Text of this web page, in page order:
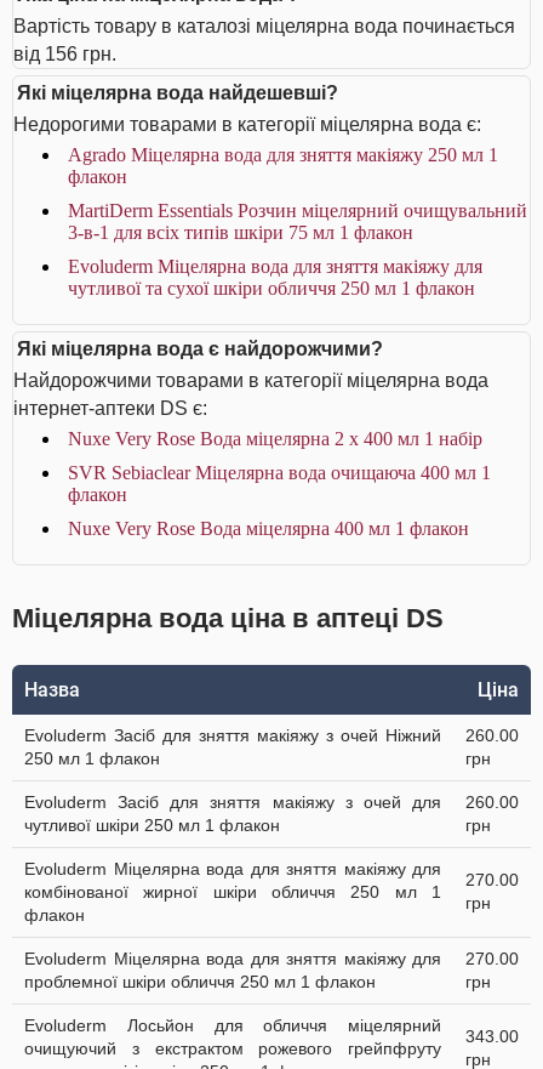
Вартість товару в каталозі міцелярна вода починається
від 156 грн.
Які міцелярна вода найдешевші?
Недорогими товарами в категорії міцелярна вода є:
Agrado Міцелярна вода для зняття макіяжу 250 мл 1
флакон
MartiDerm Essentials Розчин міцелярний очищувальний
3-в-1 для всіх типів шкіри 75 мл 1 флакон
Evoluderm Міцелярна вода для зняття макіяжу для
чутливої та сухої шкіри обличчя 250 мл 1 флакон
Які міцелярна вода є найдорожчими?
Найдорожчими товарами в категорії міцелярна вода
інтернет-аптеки DS є:
Nuxe Very Rose Вода міцелярна 2 x 400 мл 1 набір
SVR Sebiaclear Міцелярна вода очищаюча 400 мл 1
флакон
Nuxe Very Rose Вода міцелярна 400 мл 1 флакон
Міцелярна вода ціна в аптеці DS
Назва Ціна
Evoluderm Засіб для зняття макіяжу з очей Ніжний
250 мл 1 флакон
260.00
грн
Evoluderm Засіб для зняття макіяжу з очей для
чутливої шкіри 250 мл 1 флакон
260.00
грн
Evoluderm Міцелярна вода для зняття макіяжу для
комбінованої жирної шкіри обличчя 250 мл 1
флакон
270.00
грн
Evoluderm Міцелярна вода для зняття макіяжу для
проблемної шкіри обличчя 250 мл 1 флакон
270.00
грн
Evoluderm Лосьйон для обличчя міцелярний
очищуючий з екстрактом рожевого грейпфруту
343.00
грн